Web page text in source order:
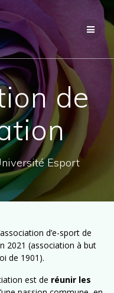
de
Esport
d’e-sport de
2021 (association à but
de 1901).
est de réunir les